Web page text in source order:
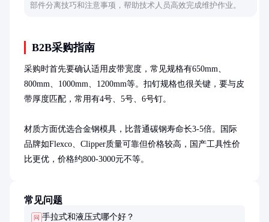
部件分离技巧和注意事项，帮助技术人员高效完成维护作业。
B2B采购指南
采购时首先要确认适用皮带宽度，常见规格有650mm、
800mm、1000mm、1200mm等。扣钉规格也很关键，要与皮
带厚度匹配，常用有4号、5号、6号钉。
材质方面优选合金钢模具，比普通碳钢寿命长3-5倍。国际
品牌如Flexco、Clipper质量可靠但价格较高，国产工具性价
比更优，价格约800-3000元不等。
常见问题
问 手拉式和液压式哪个好？